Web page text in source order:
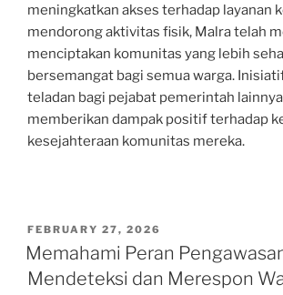
meningkatkan akses terhadap layanan
mendorong aktivitas fisik, Malra telah
menciptakan komunitas yang lebih
bersemangat bagi semua warga.
teladan bagi pejabat pemerintah
memberikan dampak positif terhadap
kesejahteraan komunitas mereka.
POSTED
ON
FEBRUARY 27, 2026
Memahami Peran
Mendeteksi dan Merespon